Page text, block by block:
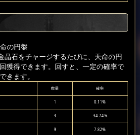
の円盤
晶石をチャージするたびに、天命の円
獲得できます。回すと、一定の確率で
きます。
数量 確率
1 0.11%
3 34.74%
9 7.82%